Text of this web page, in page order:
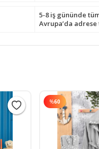
5-8 iş gününde
Avrupa’da
%60